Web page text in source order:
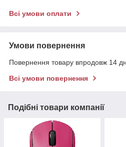
Всі умови оплати
Умови повернення
Повернення товару впродовж 14
Всі умови повернення
Подібні товари компанії